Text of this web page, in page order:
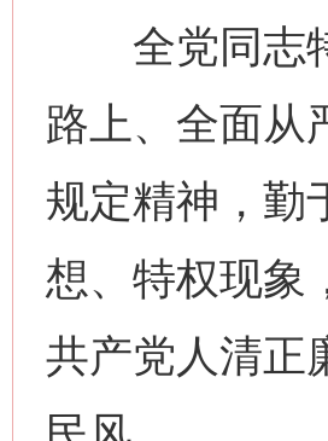
全党同志特
路上、全面从
规定精神，勤
想、特权现象
共产党人清正